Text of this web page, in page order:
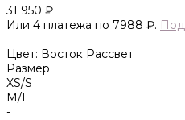
31 950 ₽
Или 4 платежа по 7988 ₽.
Цвет: Восток Рассвет
Размер
XS/S
M/L
-